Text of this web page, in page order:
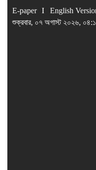
E-paper
English
শুক্রবার, ০৭ অগাস্ট ২০২৬,